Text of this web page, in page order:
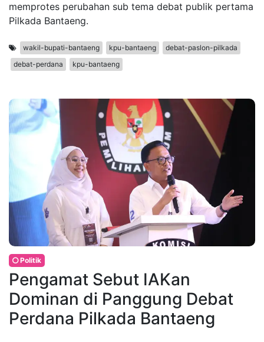
memprotes perubahan sub tema debat publik pertama
Pilkada Bantaeng.
wakil-bupati-bantaeng kpu-bantaeng
debat-paslon-pilkada
debat-perdana
kpu-bantaeng
Politik
Pengamat Sebut IAKan
Dominan di Panggung Debat
Perdana Pilkada Bantaeng